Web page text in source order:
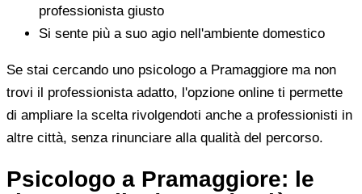
professionista giusto
Si sente più a suo agio nell'ambiente domestico
Se stai cercando uno psicologo a Pramaggiore ma non
trovi il professionista adatto, l'opzione online ti permette
di ampliare la scelta rivolgendoti anche a professionisti in
altre città, senza rinunciare alla qualità del percorso.
Psicologo a Pramaggiore: le